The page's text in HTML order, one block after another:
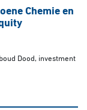
Chemie en
Dood, investment